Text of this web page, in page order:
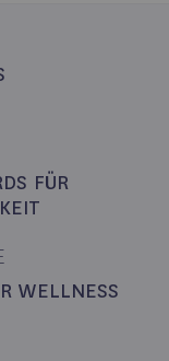
FÜR
WELLNESS